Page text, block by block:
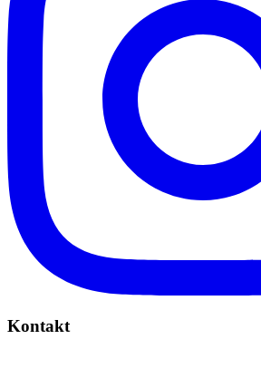
Kontakt